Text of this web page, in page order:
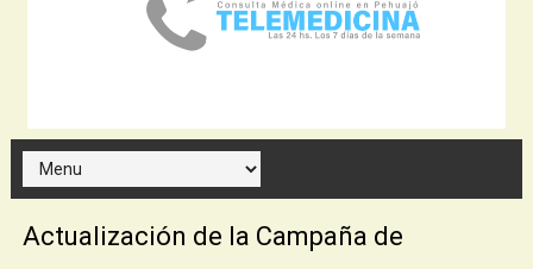
Actualización de la Campaña de